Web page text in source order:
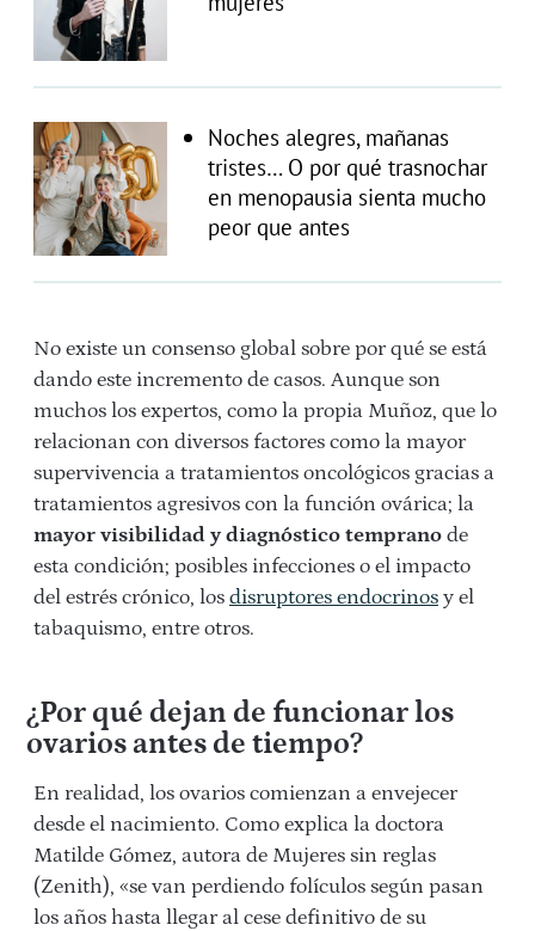
Noches alegres, mañanas
tristes… O por qué trasnochar
en menopausia sienta mucho
peor que antes
No existe un consenso global sobre por qué se está
dando este incremento de casos. Aunque son
muchos los expertos, como la propia Muñoz, que lo
relacionan con diversos factores como la mayor
supervivencia a tratamientos oncológicos gracias a
tratamientos agresivos con la función ovárica; la
mayor visibilidad y diagnóstico temprano de
esta condición; posibles infecciones o el impacto
del estrés crónico, los disruptores endocrinos y el
tabaquismo, entre otros.
¿Por qué dejan de funcionar los
ovarios antes de tiempo?
En realidad, los ovarios comienzan a envejecer
desde el nacimiento. Como explica la doctora
Matilde Gómez, autora de Mujeres sin reglas
(Zenith), «se van perdiendo folículos según pasan
los años hasta llegar al cese definitivo de su